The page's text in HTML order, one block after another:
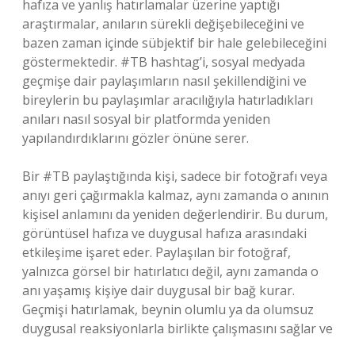
hafıza ve yanlış hatırlamalar üzerine yaptığı
araştırmalar, anıların sürekli değişebileceğini ve
bazen zaman içinde sübjektif bir hale gelebileceğini
göstermektedir. #TB hashtag’i, sosyal medyada
geçmişe dair paylaşımların nasıl şekillendiğini ve
bireylerin bu paylaşımlar aracılığıyla hatırladıkları
anıları nasıl sosyal bir platformda yeniden
yapılandırdıklarını gözler önüne serer.
Bir #TB paylaştığında kişi, sadece bir fotoğrafı veya
anıyı geri çağırmakla kalmaz, aynı zamanda o anının
kişisel anlamını da yeniden değerlendirir. Bu durum,
görüntüsel hafıza ve duygusal hafıza arasındaki
etkileşime işaret eder. Paylaşılan bir fotoğraf,
yalnızca görsel bir hatırlatıcı değil, aynı zamanda o
anı yaşamış kişiye dair duygusal bir bağ kurar.
Geçmişi hatırlamak, beynin olumlu ya da olumsuz
duygusal reaksiyonlarla birlikte çalışmasını sağlar ve